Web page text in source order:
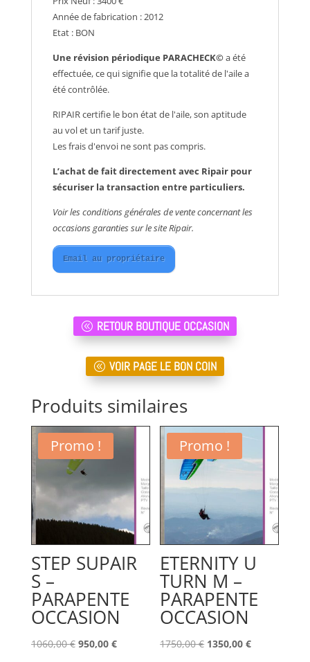
Année de fabrication : 2012
Etat : BON
Une révision périodique PARACHECK©a été
effectuée, ce qui signifie que la totalité de l'aile a
été contrôlée.
RIPAIR certifie le bon état de l'aile, son aptitude
au vol et un tarif juste.
Les frais d'envoi ne sont pas compris.
L’achat de fait directement avec Ripair pour
sécuriser la transaction entre particuliers.
Voir les conditions générales de vente concernant les
occasions garanties sur le site Ripair.
Email au propriétaire
RETOUR BOUTIQUE OCCASION
VOIR PAGE LE BON COIN
Produits similaires
Promo !
STEP SUPAIR
S –
PARAPENTE
OCCASION
1060,00€ Le
950,00 €Le
Promo !
ETERNITY U
TURN M –
PARAPENTE
OCCASION
1750,00€ Le
1350,00€Le